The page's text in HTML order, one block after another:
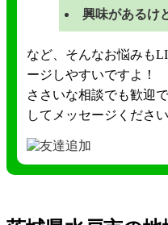
興味があるけ
など、そんなお悩みも
ージしやすいですよ！
ささいな相談でも歓迎
してメッセージください